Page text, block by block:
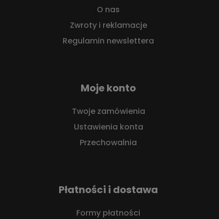
O nas
Zwroty i reklamacje
Regulamin newslettera
Moje konto
Twoje zamówienia
Ustawienia konta
Przechowalnia
Płatności i dostawa
Formy płatności